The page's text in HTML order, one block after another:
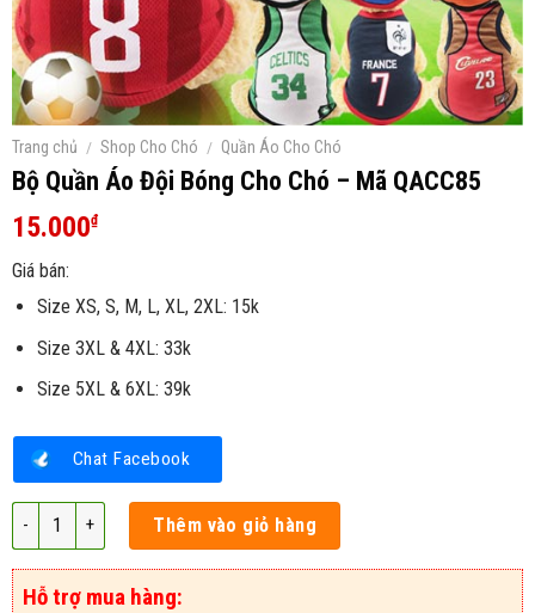
Trang chủ / Shop Cho Chó / Quần Áo Cho Chó
Bộ Quần Áo Đội Bóng Cho Chó – Mã QACC85
15.000₫
Giá bán:
Size XS, S, M, L, XL, 2XL: 15k
Size 3XL & 4XL: 33k
Size 5XL & 6XL: 39k
Chat Facebook
Bộ Quần Áo Đội Bóng Cho Chó – Mã QACC85 số lượng
Thêm vào giỏ hàng
Hỗ trợ mua hàng: